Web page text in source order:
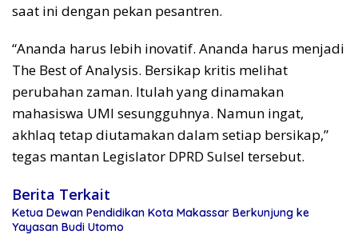
saat ini dengan pekan pesantren.
“Ananda harus lebih inovatif. Ananda harus menjadi
The Best of Analysis. Bersikap kritis melihat
perubahan zaman. Itulah yang dinamakan
mahasiswa UMI sesungguhnya. Namun ingat,
akhlaq tetap diutamakan dalam setiap bersikap,”
tegas mantan Legislator DPRD Sulsel tersebut.
Berita Terkait
Ketua Dewan Pendidikan Kota Makassar Berkunjung ke
Yayasan Budi Utomo